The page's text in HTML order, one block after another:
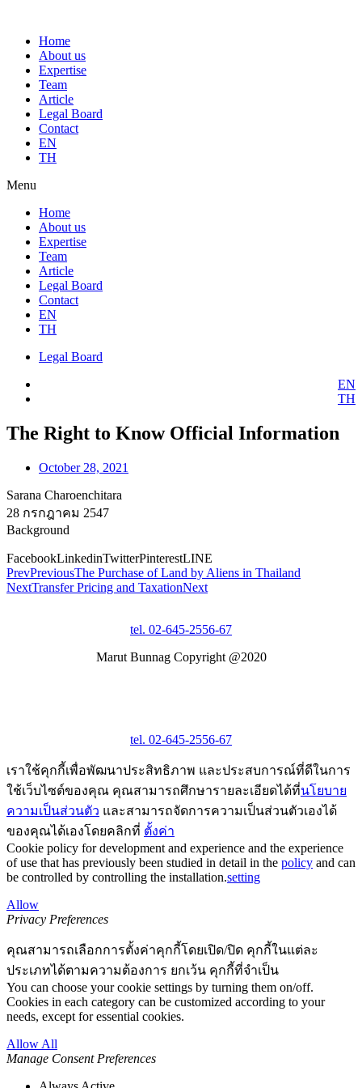
Home
About us
Expertise
Team
Article
Legal Board
Contact
EN
TH
Menu
Home
About us
Expertise
Team
Article
Legal Board
Contact
EN
TH
Legal Board
EN
TH
The Right to Know Official Information
October 28, 2021
Sarana Charoenchitara
28 กรกฎาคม 2547
Background
FacebookLinkedinTwitterPinterestLINE
PrevPreviousThe Purchase of Land by Aliens in Thailand
NextTransfer Pricing and TaxationNext
tel. 02-645-2556-67
Marut Bunnag Copyright @2020
tel. 02-645-2556-67
เราใช้คุกกี้เพื่อพัฒนาประสิทธิภาพ และประสบการณ์ที่ดีในการ
ใช้เว็บไซต์ของคุณ คุณสามารถศึกษารายละเอียดได้ที่นโยบาย
ความเป็นส่วนตัว และสามารถจัดการความเป็นส่วนตัวเองได้
ของคุณได้เองโดยคลิกที่ ตั้งค่า
Cookie policy for development and experience and the experience
of use that has previously been studied in detail in the policy and can
be controlled by controlling the installation.setting
Allow
Privacy Preferences
คุณสามารถเลือกการตั้งค่าคุกกี้โดยเปิด/ปิด คุกกี้ในแต่ละ
ประเภทได้ตามความต้องการ ยกเว้น คุกกี้ที่จำเป็น
You can choose your cookie settings by turning them on/off.
Cookies in each category can be customized according to your
needs, except for essential cookies.
Allow All
Manage Consent Preferences